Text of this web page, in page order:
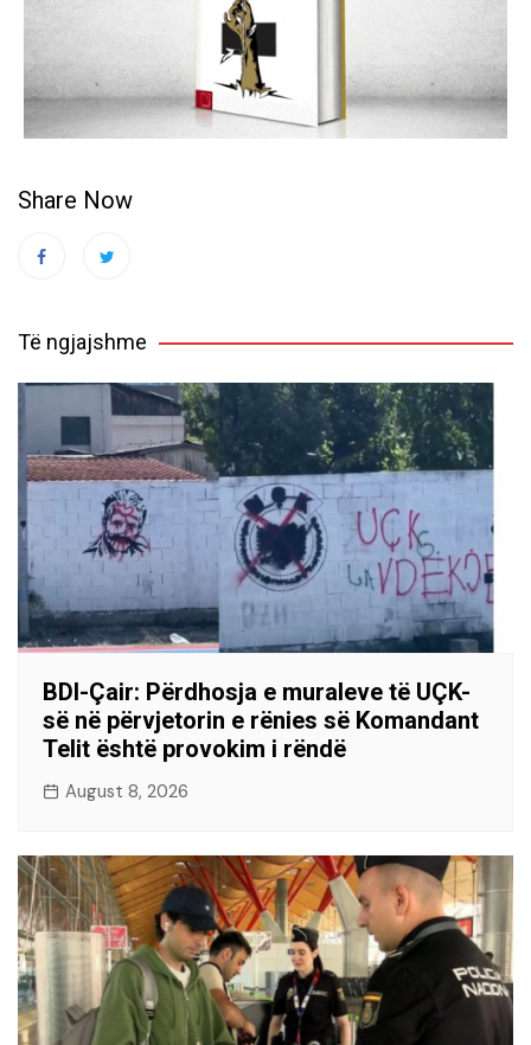
Share Now
Të ngjajshme
BDI-Çair: Përdhosja e muraleve të UÇK-
së në përvjetorin e rënies së Komandant
Telit është provokim i rëndë
August 8, 2026